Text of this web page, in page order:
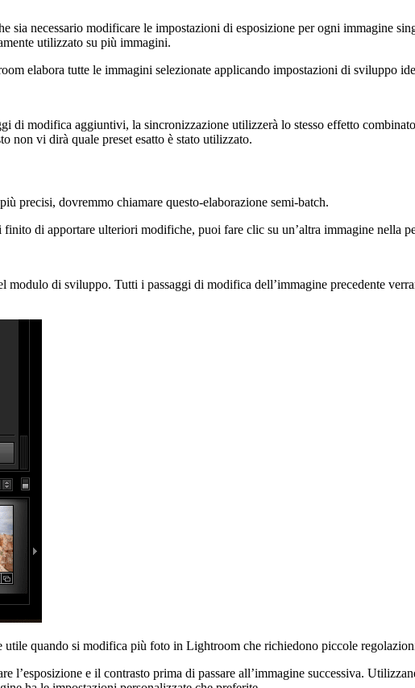
sia necessario modificare le impostazioni di esposizione per ogni immagine
utilizzato su più immagini.
elabora tutte le immagini selezionate applicando impostazioni di sviluppo
di modifica aggiuntivi, la sincronizzazione utilizzerà lo stesso effetto
non vi dirà quale preset esatto è stato utilizzato.
precisi, dovremmo chiamare questo-elaborazione semi-batch.
di apportare ulteriori modifiche, puoi fare clic su un’altra immagine nella
di sviluppo. Tutti i passaggi di modifica dell’immagine precedente
utile quando si modifica più foto in Lightroom che richiedono piccole
l’esposizione e il contrasto prima di passare all’immagine successiva.